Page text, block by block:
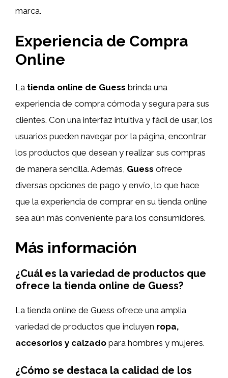
marca.
Experiencia de Compra
Online
La tienda online de Guess brinda una
experiencia de compra cómoda y segura para sus
clientes. Con una interfaz intuitiva y fácil de usar, los
usuarios pueden navegar por la página, encontrar
los productos que desean y realizar sus compras
de manera sencilla. Además, Guess ofrece
diversas opciones de pago y envío, lo que hace
que la experiencia de comprar en su tienda online
sea aún más conveniente para los consumidores.
Más información
¿Cuál es la variedad de productos que
ofrece la tienda online de Guess?
La tienda online de Guess ofrece una amplia
variedad de productos que incluyen ropa,
accesorios y calzado para hombres y mujeres.
¿Cómo se destaca la calidad de los